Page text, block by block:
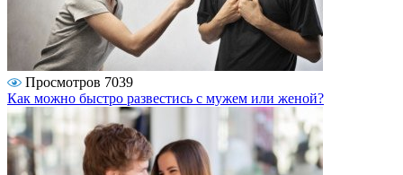
Просмотров 7039
Как можно быстро развестись с мужем или женой?